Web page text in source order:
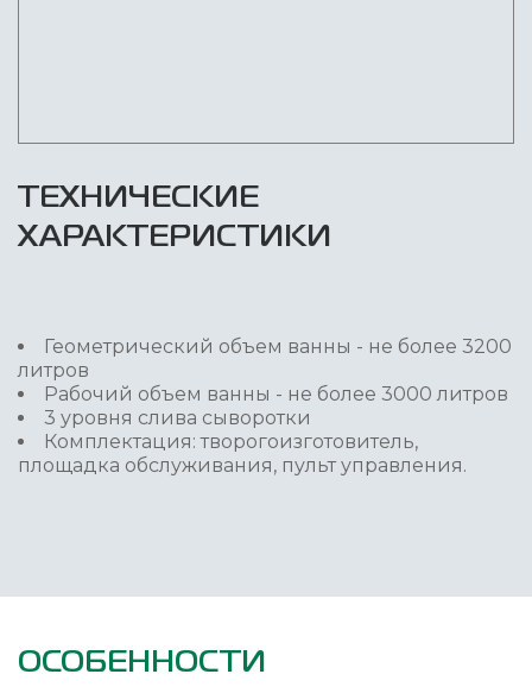
ТЕХНИЧЕСКИЕ
ХАРАКТЕРИСТИКИ
Геометрический объем ванны - не более 3200
литров
Рабочий объем ванны - не более 3000 литров
3 уровня слива сыворотки
Комплектация: творогоизготовитель,
площадка обслуживания, пульт управления.
ОСОБЕННОСТИ